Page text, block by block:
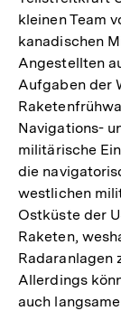
kleinen Team
kanadischen
Angestellten
Aufgaben der
Navigations-
militärische
die
westlichen
Ostküste der
Raketen,
Radaranlagen
Allerdings
auch